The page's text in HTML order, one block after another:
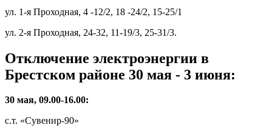
ул. 1-я Проходная, 4 -12/2, 18 -24/2, 15-25/1
ул. 2-я Проходная, 24-32, 11-19/3, 25-31/3.
Отключение электроэнергии в
Брестском районе 30 мая - 3 июня:
30 мая, 09.00-16.00:
с.т. «Сувенир-90»